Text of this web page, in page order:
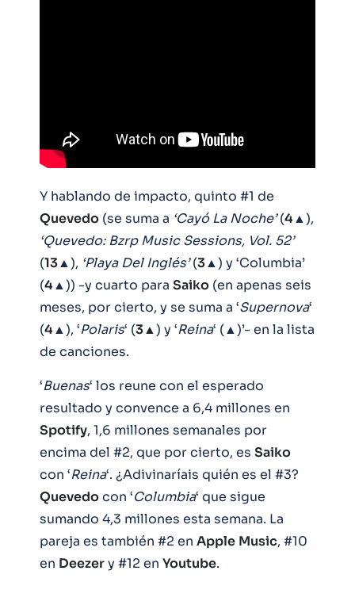
Y hablando de impacto, quinto #1 de
Quevedo (se suma a ‘Cayó La Noche’(4▲),
‘Quevedo: Bzrp Music Sessions, Vol. 52’
(13▲), ‘Playa Del Inglés’(3▲) y ‘Columbia’
(4▲)) -y cuarto para Saiko (en apenas seis
meses, por cierto, y se suma a ‘Supernova‘
(4▲), ‘Polaris‘ (3▲) y ‘Reina‘ (▲)’- en la lista
de canciones.
‘Buenas‘ los reune con el esperado
resultado y convence a 6,4 millones en
Spotify, 1,6 millones semanales por
encima del #2, que por cierto, es Saiko
con ‘Reina‘. ¿Adivinaríais quién es el #3?
Quevedocon ‘Columbia‘ que sigue
sumando 4,3 millones esta semana. La
pareja es también #2 en Apple Music, #10
en Deezery #12 en Youtube.